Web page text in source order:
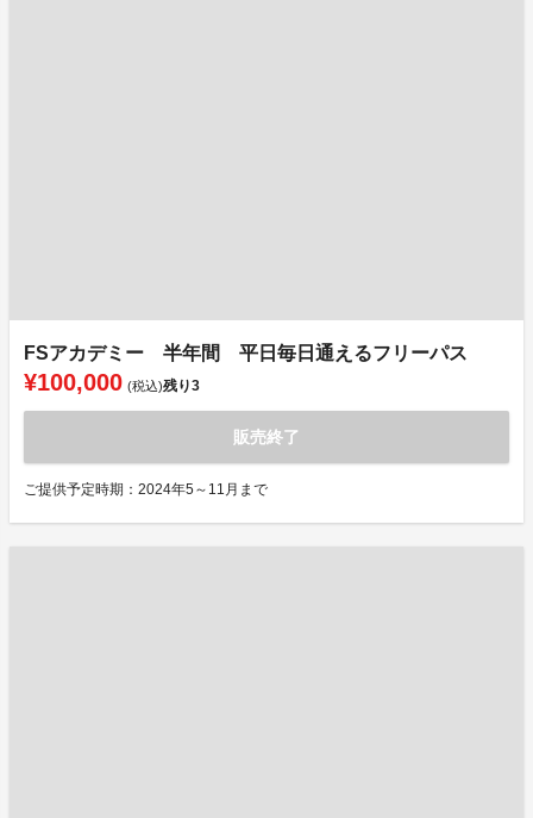
FSアカデミー 半年間 平日毎日通えるフリーパス
¥100,000 (税込)残り3
販売終了
ご提供予定時期：2024年5～11月まで